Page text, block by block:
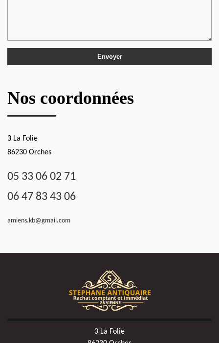
Nos coordonnées
3 La Folie
86230 Orches
05 33 06 02 71
06 47 83 43 06
amiens.kb@gmail.com
3 La Folie